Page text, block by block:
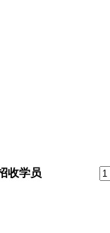
收学员